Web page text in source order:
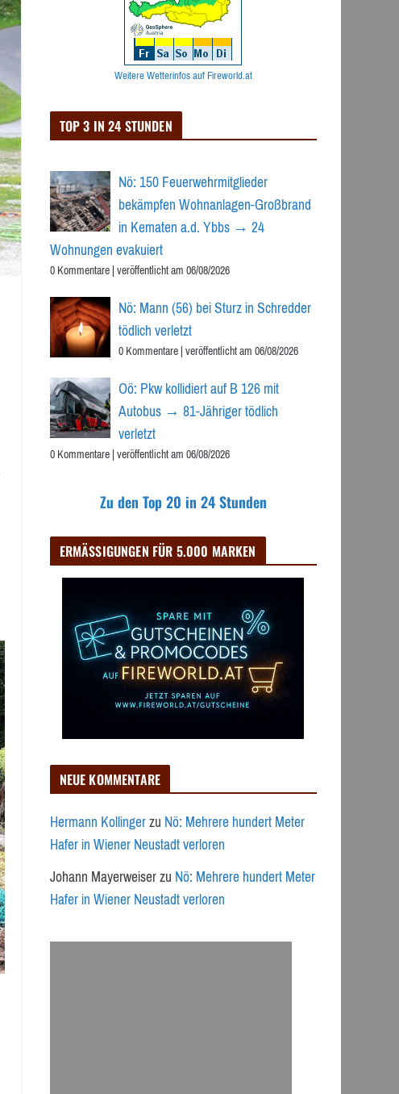
Weitere Wetterinfos auf Fireworld.at
TOP 3 IN 24 STUNDEN
Nö: 150 Feuerwehrmitglieder
bekämpfen Wohnanlagen-Großbrand
in Kematen a.d. Ybbs → 24
Wohnungen evakuiert
0 Kommentare|veröffentlicht am 06/08/2026
Nö: Mann (56) bei Sturz in Schredder
tödlich verletzt
0 Kommentare|veröffentlicht am 06/08/2026
Oö: Pkw kollidiert auf B 126 mit
Autobus → 81-Jähriger tödlich
verletzt
0 Kommentare|veröffentlicht am 06/08/2026
Zu den Top 20 in 24 Stunden
ERMÄSSIGUNGEN FÜR 5.000 MARKEN
NEUE KOMMENTARE
Hermann KollingerzuNö: Mehrere hundert Meter
Hafer in Wiener Neustadt verloren
Johann MayerweiserzuNö: Mehrere hundert Meter
Hafer in Wiener Neustadt verloren